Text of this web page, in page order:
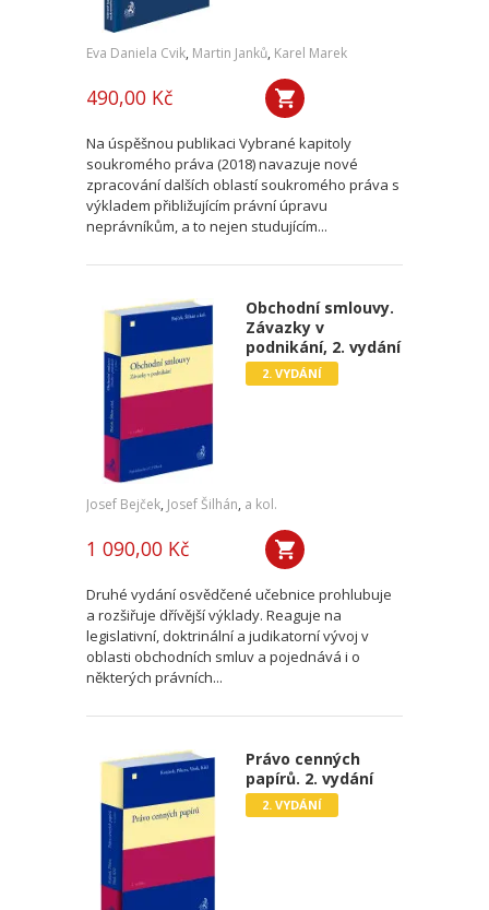
Eva Daniela Cvik, Martin Janků, Karel Marek
490,00 Kč
Na úspěšnou publikaci Vybrané kapitoly
soukromého práva (2018) navazuje nové
zpracování dalších oblastí soukromého práva s
výkladem přibližujícím právní úpravu
neprávníkům, a to nejen studujícím...
Obchodní smlouvy.
Závazky v
podnikání, 2. vydání
2. VYDÁNÍ
Josef Bejček, Josef Šilhán, a kol.
1 090,00 Kč
Druhé vydání osvědčené učebnice prohlubuje
a rozšiřuje dřívější výklady. Reaguje na
legislativní, doktrinální a judikatorní vývoj v
oblasti obchodních smluv a pojednává i o
některých právních...
Právo cenných
papírů. 2. vydání
2. VYDÁNÍ